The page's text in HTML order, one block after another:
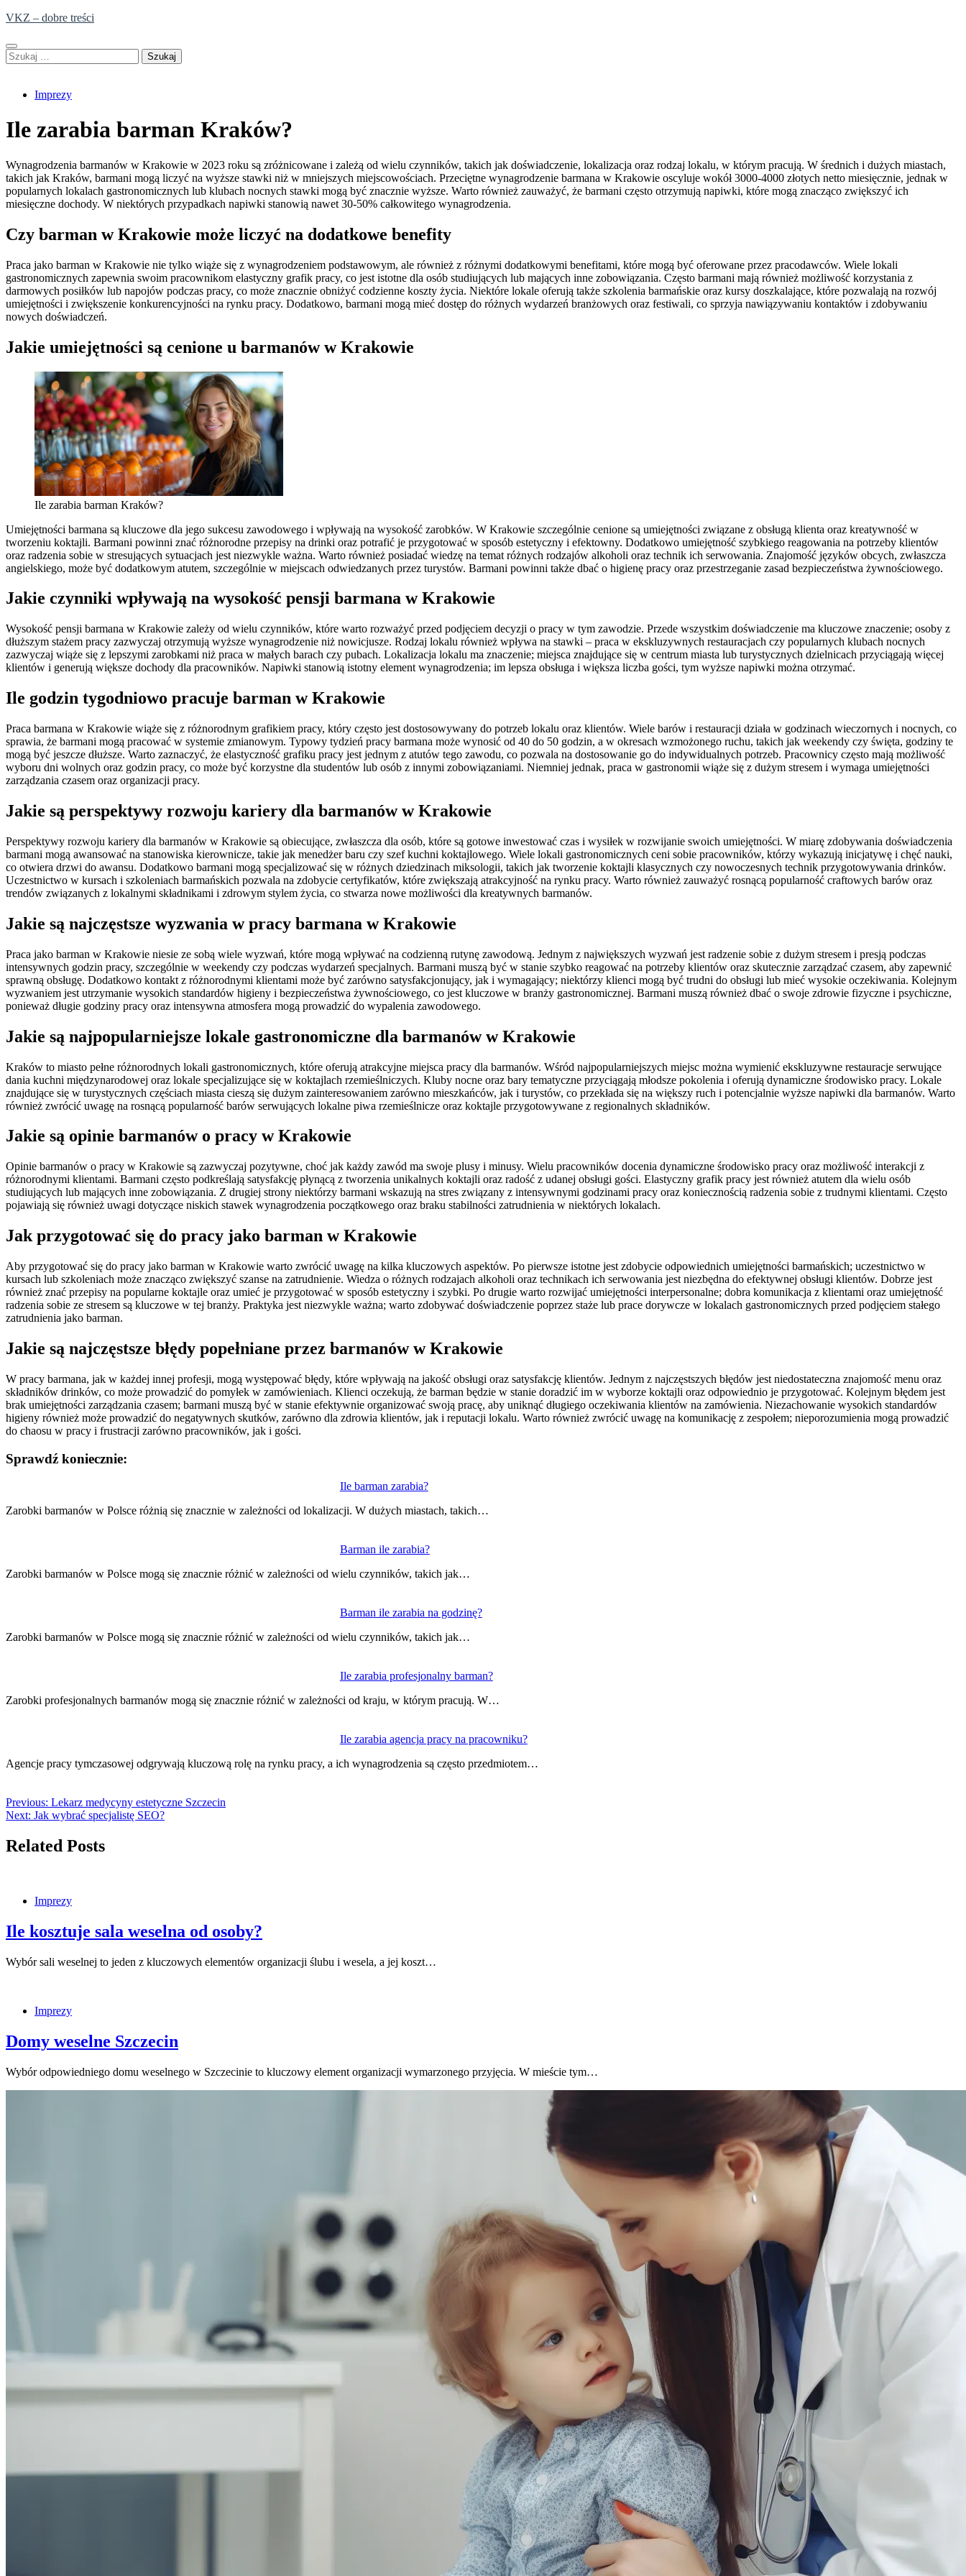
Skip
content
VKZ – dobre treści
Szukaj:
Imprezy
Ile zarabia barman Kraków?
Wynagrodzenia barmanów w Krakowie w 2023 roku są zróżnicowane i zależą od wielu czynników, takich jak doświadczenie, lokalizacja oraz rodzaj lokalu, w którym pracują. W średnich i dużych miastach,
takich jak Kraków, barmani mogą liczyć na wyższe stawki niż w mniejszych miejscowościach. Przeciętne wynagrodzenie barmana w Krakowie oscyluje wokół 3000-4000 złotych netto miesięcznie, jednak w
popularnych lokalach gastronomicznych lub klubach nocnych stawki mogą być znacznie wyższe. Warto również zauważyć, że barmani często otrzymują napiwki, które mogą znacząco zwiększyć ich
miesięczne dochody. W niektórych przypadkach napiwki stanowią nawet 30-50% całkowitego wynagrodzenia.
Czy barman w Krakowie może liczyć na dodatkowe benefity
Praca jako barman w Krakowie nie tylko wiąże się z wynagrodzeniem podstawowym, ale również z różnymi dodatkowymi benefitami, które mogą być oferowane przez pracodawców. Wiele lokali
gastronomicznych zapewnia swoim pracownikom elastyczny grafik pracy, co jest istotne dla osób studiujących lub mających inne zobowiązania. Często barmani mają również możliwość korzystania z
darmowych posiłków lub napojów podczas pracy, co może znacznie obniżyć codzienne koszty życia. Niektóre lokale oferują także szkolenia barmańskie oraz kursy doszkalające, które pozwalają na rozwój
umiejętności i zwiększenie konkurencyjności na rynku pracy. Dodatkowo, barmani mogą mieć dostęp do różnych wydarzeń branżowych oraz festiwali, co sprzyja nawiązywaniu kontaktów i zdobywaniu
nowych doświadczeń.
Jakie umiejętności są cenione u barmanów w Krakowie
Ile zarabia barman Kraków?
Umiejętności barmana są kluczowe dla jego sukcesu zawodowego i wpływają na wysokość zarobków. W Krakowie szczególnie cenione są umiejętności związane z obsługą klienta oraz kreatywność w
tworzeniu koktajli. Barmani powinni znać różnorodne przepisy na drinki oraz potrafić je przygotować w sposób estetyczny i efektowny. Dodatkowo umiejętność szybkiego reagowania na potrzeby klientów
oraz radzenia sobie w stresujących sytuacjach jest niezwykle ważna. Warto również posiadać wiedzę na temat różnych rodzajów alkoholi oraz technik ich serwowania. Znajomość języków obcych, zwłaszcza
angielskiego, może być dodatkowym atutem, szczególnie w miejscach odwiedzanych przez turystów. Barmani powinni także dbać o higienę pracy oraz przestrzeganie zasad bezpieczeństwa żywnościowego.
Jakie czynniki wpływają na wysokość pensji barmana w Krakowie
Wysokość pensji barmana w Krakowie zależy od wielu czynników, które warto rozważyć przed podjęciem decyzji o pracy w tym zawodzie. Przede wszystkim doświadczenie ma kluczowe znaczenie; osoby z
dłuższym stażem pracy zazwyczaj otrzymują wyższe wynagrodzenie niż nowicjusze. Rodzaj lokalu również wpływa na stawki – praca w ekskluzywnych restauracjach czy popularnych klubach nocnych
zazwyczaj wiąże się z lepszymi zarobkami niż praca w małych barach czy pubach. Lokalizacja lokalu ma znaczenie; miejsca znajdujące się w centrum miasta lub turystycznych dzielnicach przyciągają więcej
klientów i generują większe dochody dla pracowników. Napiwki stanowią istotny element wynagrodzenia; im lepsza obsługa i większa liczba gości, tym wyższe napiwki można otrzymać.
Ile godzin tygodniowo pracuje barman w Krakowie
Praca barmana w Krakowie wiąże się z różnorodnym grafikiem pracy, który często jest dostosowywany do potrzeb lokalu oraz klientów. Wiele barów i restauracji działa w godzinach wieczornych i nocnych, co
sprawia, że barmani mogą pracować w systemie zmianowym. Typowy tydzień pracy barmana może wynosić od 40 do 50 godzin, a w okresach wzmożonego ruchu, takich jak weekendy czy święta, godziny te
mogą być jeszcze dłuższe. Warto zaznaczyć, że elastyczność grafiku pracy jest jednym z atutów tego zawodu, co pozwala na dostosowanie go do indywidualnych potrzeb. Pracownicy często mają możliwość
wyboru dni wolnych oraz godzin pracy, co może być korzystne dla studentów lub osób z innymi zobowiązaniami. Niemniej jednak, praca w gastronomii wiąże się z dużym stresem i wymaga umiejętności
zarządzania czasem oraz organizacji pracy.
Jakie są perspektywy rozwoju kariery dla barmanów w Krakowie
Perspektywy rozwoju kariery dla barmanów w Krakowie są obiecujące, zwłaszcza dla osób, które są gotowe inwestować czas i wysiłek w rozwijanie swoich umiejętności. W miarę zdobywania doświadczenia
barmani mogą awansować na stanowiska kierownicze, takie jak menedżer baru czy szef kuchni koktajlowego. Wiele lokali gastronomicznych ceni sobie pracowników, którzy wykazują inicjatywę i chęć nauki,
co otwiera drzwi do awansu. Dodatkowo barmani mogą specjalizować się w różnych dziedzinach miksologii, takich jak tworzenie koktajli klasycznych czy nowoczesnych technik przygotowywania drinków.
Uczestnictwo w kursach i szkoleniach barmańskich pozwala na zdobycie certyfikatów, które zwiększają atrakcyjność na rynku pracy. Warto również zauważyć rosnącą popularność craftowych barów oraz
trendów związanych z lokalnymi składnikami i zdrowym stylem życia, co stwarza nowe możliwości dla kreatywnych barmanów.
Jakie są najczęstsze wyzwania w pracy barmana w Krakowie
Praca jako barman w Krakowie niesie ze sobą wiele wyzwań, które mogą wpływać na codzienną rutynę zawodową. Jednym z największych wyzwań jest radzenie sobie z dużym stresem i presją podczas
intensywnych godzin pracy, szczególnie w weekendy czy podczas wydarzeń specjalnych. Barmani muszą być w stanie szybko reagować na potrzeby klientów oraz skutecznie zarządzać czasem, aby zapewnić
sprawną obsługę. Dodatkowo kontakt z różnorodnymi klientami może być zarówno satysfakcjonujący, jak i wymagający; niektórzy klienci mogą być trudni do obsługi lub mieć wysokie oczekiwania. Kolejnym
wyzwaniem jest utrzymanie wysokich standardów higieny i bezpieczeństwa żywnościowego, co jest kluczowe w branży gastronomicznej. Barmani muszą również dbać o swoje zdrowie fizyczne i psychiczne,
ponieważ długie godziny pracy oraz intensywna atmosfera mogą prowadzić do wypalenia zawodowego.
Jakie są najpopularniejsze lokale gastronomiczne dla barmanów w Krakowie
Kraków to miasto pełne różnorodnych lokali gastronomicznych, które oferują atrakcyjne miejsca pracy dla barmanów. Wśród najpopularniejszych miejsc można wymienić ekskluzywne restauracje serwujące
dania kuchni międzynarodowej oraz lokale specjalizujące się w koktajlach rzemieślniczych. Kluby nocne oraz bary tematyczne przyciągają młodsze pokolenia i oferują dynamiczne środowisko pracy. Lokale
znajdujące się w turystycznych częściach miasta cieszą się dużym zainteresowaniem zarówno mieszkańców, jak i turystów, co przekłada się na większy ruch i potencjalnie wyższe napiwki dla barmanów. Warto
również zwrócić uwagę na rosnącą popularność barów serwujących lokalne piwa rzemieślnicze oraz koktajle przygotowywane z regionalnych składników.
Jakie są opinie barmanów o pracy w Krakowie
Opinie barmanów o pracy w Krakowie są zazwyczaj pozytywne, choć jak każdy zawód ma swoje plusy i minusy. Wielu pracowników docenia dynamiczne środowisko pracy oraz możliwość interakcji z
różnorodnymi klientami. Barmani często podkreślają satysfakcję płynącą z tworzenia unikalnych koktajli oraz radość z udanej obsługi gości. Elastyczny grafik pracy jest również atutem dla wielu osób
studiujących lub mających inne zobowiązania. Z drugiej strony niektórzy barmani wskazują na stres związany z intensywnymi godzinami pracy oraz koniecznością radzenia sobie z trudnymi klientami. Często
pojawiają się również uwagi dotyczące niskich stawek wynagrodzenia początkowego oraz braku stabilności zatrudnienia w niektórych lokalach.
Jak przygotować się do pracy jako barman w Krakowie
Aby przygotować się do pracy jako barman w Krakowie warto zwrócić uwagę na kilka kluczowych aspektów. Po pierwsze istotne jest zdobycie odpowiednich umiejętności barmańskich; uczestnictwo w
kursach lub szkoleniach może znacząco zwiększyć szanse na zatrudnienie. Wiedza o różnych rodzajach alkoholi oraz technikach ich serwowania jest niezbędna do efektywnej obsługi klientów. Dobrze jest
również znać przepisy na popularne koktajle oraz umieć je przygotować w sposób estetyczny i szybki. Po drugie warto rozwijać umiejętności interpersonalne; dobra komunikacja z klientami oraz umiejętność
radzenia sobie ze stresem są kluczowe w tej branży. Praktyka jest niezwykle ważna; warto zdobywać doświadczenie poprzez staże lub prace dorywcze w lokalach gastronomicznych przed podjęciem stałego
zatrudnienia jako barman.
Jakie są najczęstsze błędy popełniane przez barmanów w Krakowie
W pracy barmana, jak w każdej innej profesji, mogą występować błędy, które wpływają na jakość obsługi oraz satysfakcję klientów. Jednym z najczęstszych błędów jest niedostateczna znajomość menu oraz
składników drinków, co może prowadzić do pomyłek w zamówieniach. Klienci oczekują, że barman będzie w stanie doradzić im w wyborze koktajli oraz odpowiednio je przygotować. Kolejnym błędem jest
brak umiejętności zarządzania czasem; barmani muszą być w stanie efektywnie organizować swoją pracę, aby uniknąć długiego oczekiwania klientów na zamówienia. Niezachowanie wysokich standardów
higieny również może prowadzić do negatywnych skutków, zarówno dla zdrowia klientów, jak i reputacji lokalu. Warto również zwrócić uwagę na komunikację z zespołem; nieporozumienia mogą prowadzić
do chaosu w pracy i frustracji zarówno pracowników, jak i gości.
Sprawdź koniecznie:
Ile barman zarabia?
Zarobki barmanów w Polsce różnią się znacznie w zależności od lokalizacji. W dużych miastach, takich…
Barman ile zarabia?
Zarobki barmanów w Polsce mogą się znacznie różnić w zależności od wielu czynników, takich jak…
Barman ile zarabia na godzinę?
Zarobki barmanów w Polsce mogą się znacznie różnić w zależności od wielu czynników, takich jak…
Ile zarabia profesjonalny barman?
Zarobki profesjonalnych barmanów mogą się znacznie różnić w zależności od kraju, w którym pracują. W…
Ile zarabia agencja pracy na pracowniku?
Agencje pracy tymczasowej odgrywają kluczową rolę na rynku pracy, a ich wynagrodzenia są często przedmiotem…
wpisu
Previous: Lekarz medycyny estetyczne Szczecin
Next: Jak wybrać specjalistę SEO?
Related Posts
Imprezy
Ile kosztuje sala weselna od osoby?
Wybór sali weselnej to jeden z kluczowych elementów organizacji ślubu i wesela, a jej koszt…
Imprezy
Domy weselne Szczecin
Wybór odpowiedniego domu weselnego w Szczecinie to kluczowy element organizacji wymarzonego przyjęcia. W mieście tym…